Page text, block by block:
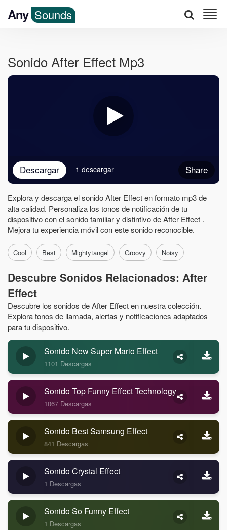
Any Sounds
Sonido After Effect Mp3
Descargar Share
1 descargar
Explora y descarga el sonido After Effect en formato mp3 de
alta calidad. Personaliza los tonos de notificación de tu
dispositivo con el sonido familiar y distintivo de After Effect .
Mejora tu experiencia móvil con este sonido reconocible.
Cool Best Mightytangel Groovy Noisy
Descubre Sonidos Relacionados: After
Effect
Descubre los sonidos de After Effect en nuestra colección.
Explora tonos de llamada, alertas y notificaciones adaptados
para tu dispositivo.
Sonido New Super Mario Effect
1101 Descargas
Sonido Top Funny Effect Technology
1067 Descargas
Sonido Best Samsung Effect
841 Descargas
Sonido Crystal Effect
1 Descargas
Sonido So Funny Effect
1 Descargas